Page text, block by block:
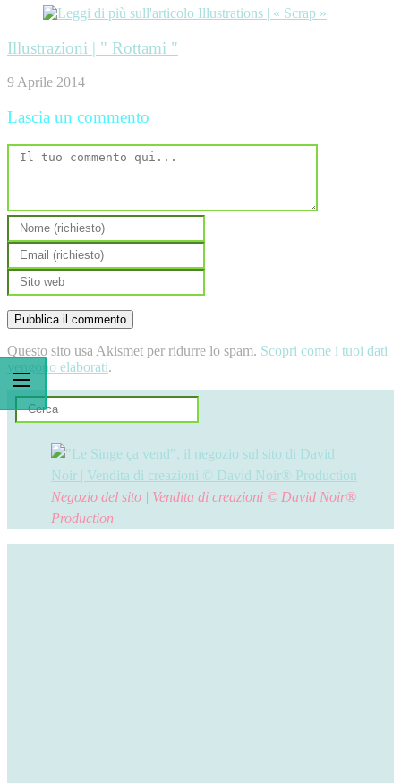
Illustrazioni | " Rottami "
9 Aprile 2014
Lascia un commento
Questo sito usa Akismet per ridurre lo spam. Scopri come i tuoi dati
vengono elaborati.
Negozio del sito | Vendita di creazioni © David Noir®
Production